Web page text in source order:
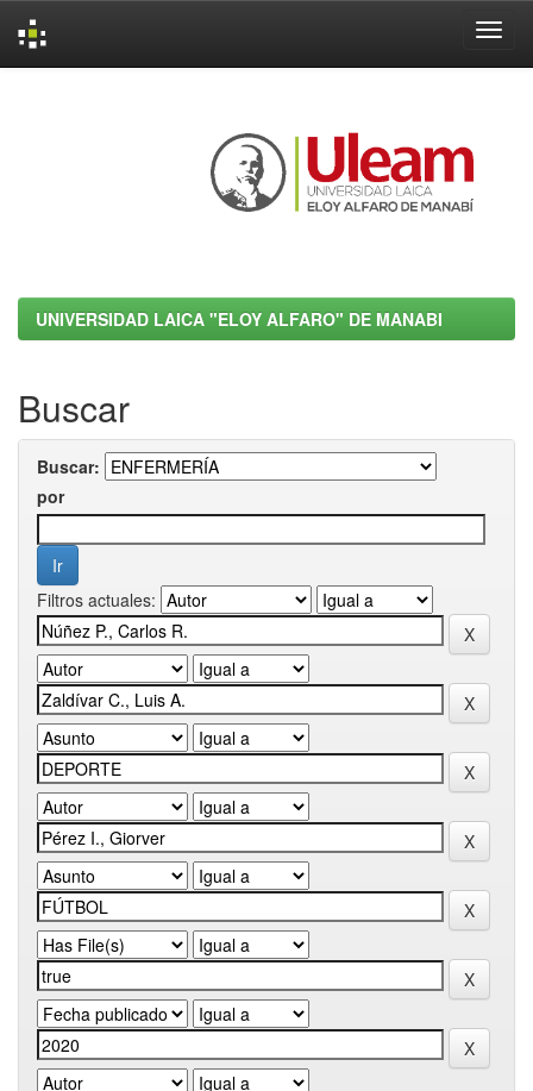
UNIVERSIDAD LAICA "ELOY ALFARO" DE MANABI
Buscar
Buscar:
por
Filtros actuales: